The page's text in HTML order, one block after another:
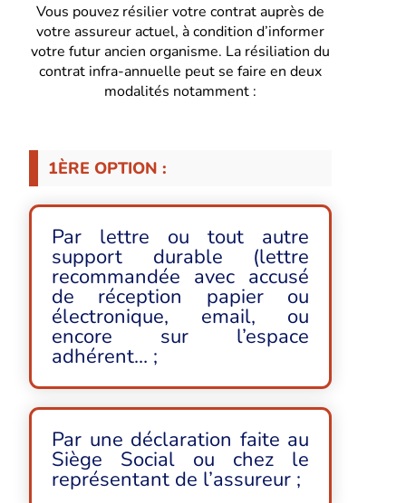
Vous pouvez résilier votre contrat auprès de
votre assureur actuel, à condition d’informer
votre futur ancien organisme. La résiliation du
contrat infra-annuelle peut se faire en deux
modalités notamment :
1ÈRE OPTION :
Par lettre ou tout autre
support durable (lettre
recommandée avec accusé
de réception papier ou
électronique, email, ou
encore sur l’espace
adhérent… ;
Par une déclaration faite au
Siège Social ou chez le
représentant de l’assureur ;